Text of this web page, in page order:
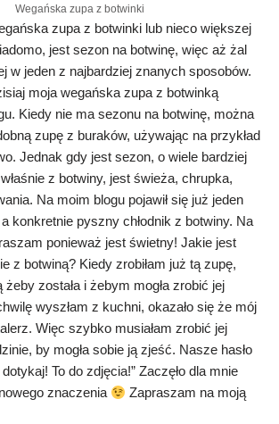
Wegańska zupa z botwinki
zupa z botwinki lub nieco większej
jest sezon na botwinę, więc aż żal
w jeden z najbardziej znanych sposobów.
moja wegańska zupa z botwinką
Kiedy nie ma sezonu na botwinę, można
zupę z buraków, używając na przykład
Jednak gdy jest sezon, o wiele bardziej
z botwiny, jest świeża, chrupka,
Na moim blogu pojawił się już jeden
konkretnie pyszny chłodnik z botwiny. Na
ponieważ jest świetny! Jakie jest
z botwiną? Kiedy zrobiłam już tą zupę,
żeby została i żebym mogła zrobić jej
wyszłam z kuchni, okazało się że mój
Więc szybko musiałam zrobić jej
by mogła sobie ją zjeść. Nasze hasło
To do zdjęcia!” Zaczęło dla mnie
znaczenia
Zapraszam na moją